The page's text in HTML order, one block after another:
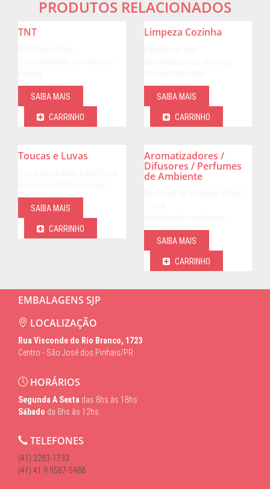
PRODUTOS RELACIONADOS
TNT
SAIBA MAIS
CARRINHO
Limpeza Cozinha
SAIBA MAIS
CARRINHO
Toucas e Luvas
SAIBA MAIS
CARRINHO
Aromatizadores /
Difusores / Perfumes
de Ambiente
SAIBA MAIS
CARRINHO
EMBALAGENS SJP
LOCALIZAÇÃO
Rua Visconde do Rio Branco, 1723
Centro - São José dos Pinhais/PR
HORÁRIOS
Segunda A Sexta das 8hs às 18hs
Sábado da 8hs às 12hs
TELEFONES
(41) 3283-1733
(41) 41 9 9587-5988